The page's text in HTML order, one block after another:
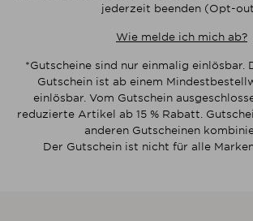
jederzeit beenden (Opt-
Wie melde ich mich ab?
*Gutscheine sind nur einmalig einlösbar.
Gutschein ist ab einem
einlösbar. Vom Gutschein
reduzierte Artikel ab 15 % Rabatt.
anderen Gutscheinen
Der Gutschein ist nicht für alle